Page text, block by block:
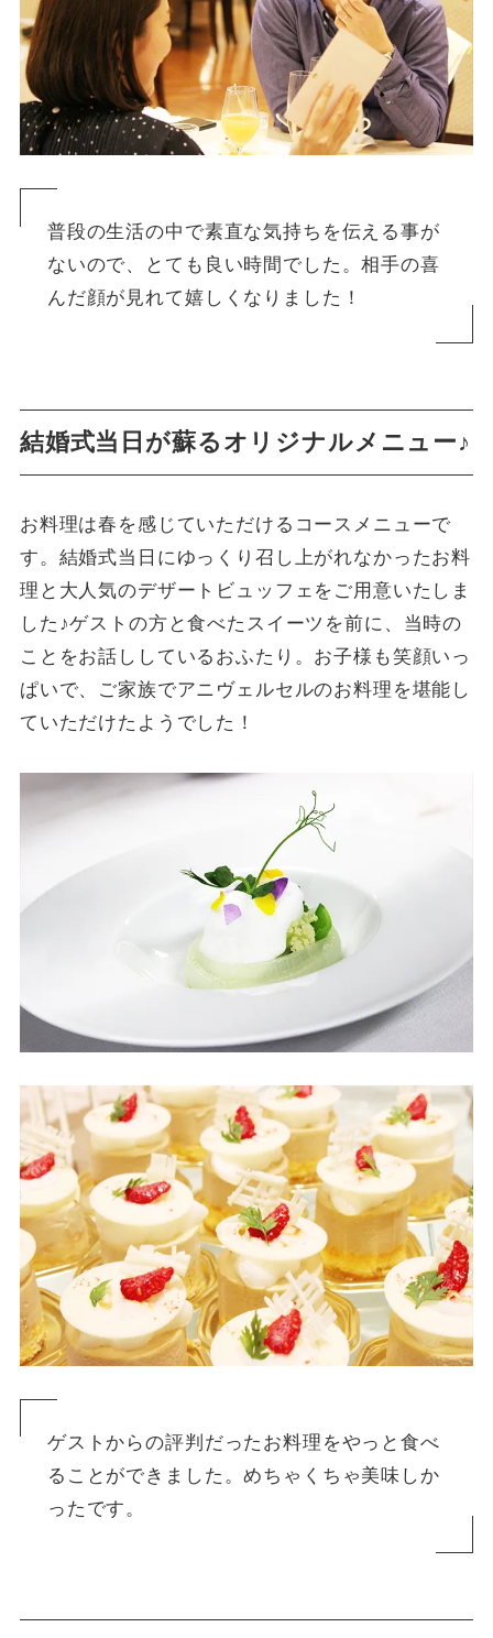
普段の生活の中で素直な気持ちを伝える事が
ないので、とても良い時間でした。相手の喜
んだ顔が見れて嬉しくなりました！
結婚式当日が蘇るオリジナルメニュー♪
お料理は春を感じていただけるコースメニューで
す。結婚式当日にゆっくり召し上がれなかったお料
理と大人気のデザートビュッフェをご用意いたしま
した♪ゲストの方と食べたスイーツを前に、当時の
ことをお話ししているおふたり。お子様も笑顔いっ
ぱいで、ご家族でアニヴェルセルのお料理を堪能し
ていただけたようでした！
ゲストからの評判だったお料理をやっと食べ
ることができました。めちゃくちゃ美味しか
ったです。